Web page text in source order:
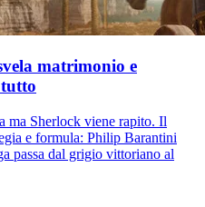
matrimonio e
ma Sherlock viene rapito. Il
e formula: Philip Barantini
passa dal grigio vittoriano al